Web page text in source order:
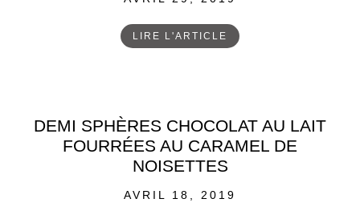
LIRE L'ARTICLE
DEMI SPHÈRES CHOCOLAT AU LAIT
FOURRÉES AU CARAMEL DE
NOISETTES
POSTED
AVRIL 18, 2019